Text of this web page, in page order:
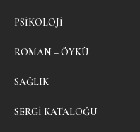
PSIKOLOJI
ROMAN – ÖYKÜ
SAĞLIK
SERGI KATALOĞU